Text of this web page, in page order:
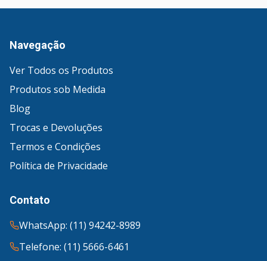
Navegação
Ver Todos os Produtos
Produtos sob Medida
Blog
Trocas e Devoluções
Termos e Condições
Política de Privacidade
Contato
WhatsApp: (11) 94242-8989
Telefone: (11) 5666-6461